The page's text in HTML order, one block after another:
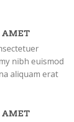
AMET
nibh euismod
aliquam erat
AMET